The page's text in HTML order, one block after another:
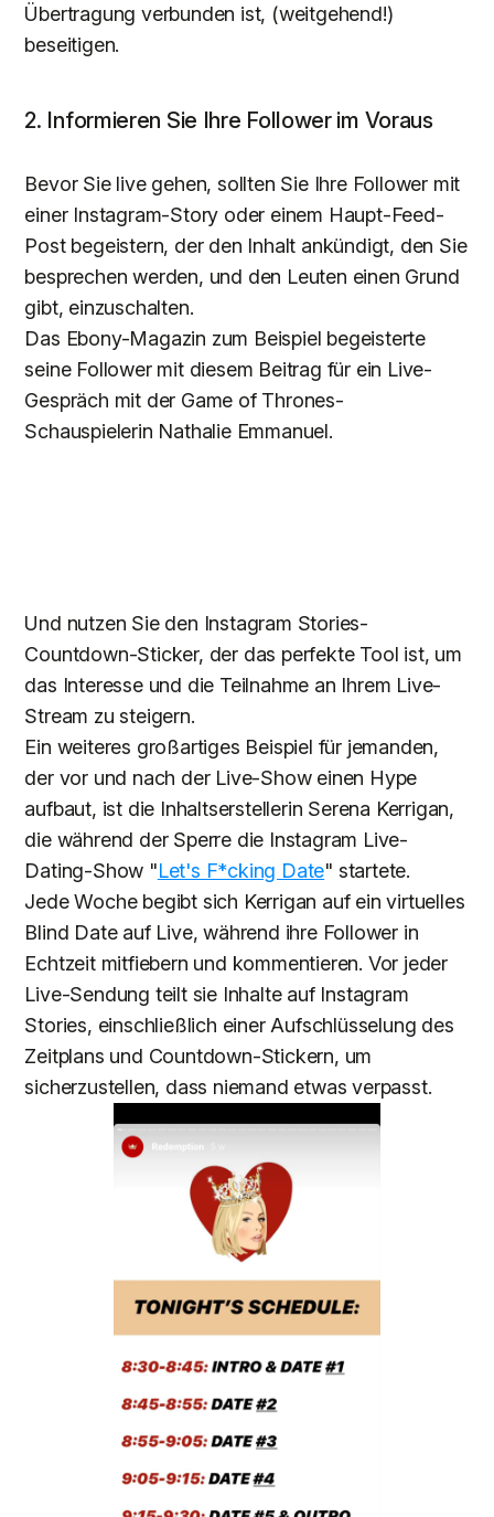
Übertragung verbunden ist, (weitgehend!)
beseitigen.
2. Informieren Sie Ihre Follower im Voraus
Bevor Sie live gehen, sollten Sie Ihre Follower mit
einer Instagram-Story oder einem Haupt-Feed-
Post begeistern, der den Inhalt ankündigt, den Sie
besprechen werden, und den Leuten einen Grund
gibt, einzuschalten.
Das Ebony-Magazin zum Beispiel begeisterte
seine Follower mit diesem Beitrag für ein Live-
Gespräch mit der Game of Thrones-
Schauspielerin Nathalie Emmanuel.
Und nutzen Sie den Instagram Stories-
Countdown-Sticker, der das perfekte Tool ist, um
das Interesse und die Teilnahme an Ihrem Live-
Stream zu steigern.
Ein weiteres großartiges Beispiel für jemanden,
der vor und nach der Live-Show einen Hype
aufbaut, ist die Inhaltserstellerin Serena Kerrigan,
die während der Sperre die Instagram Live-
Dating-Show "Let's F*cking Date" startete.
Jede Woche begibt sich Kerrigan auf ein virtuelles
Blind Date auf Live, während ihre Follower in
Echtzeit mitfiebern und kommentieren. Vor jeder
Live-Sendung teilt sie Inhalte auf Instagram
Stories, einschließlich einer Aufschlüsselung des
Zeitplans und Countdown-Stickern, um
sicherzustellen, dass niemand etwas verpasst.